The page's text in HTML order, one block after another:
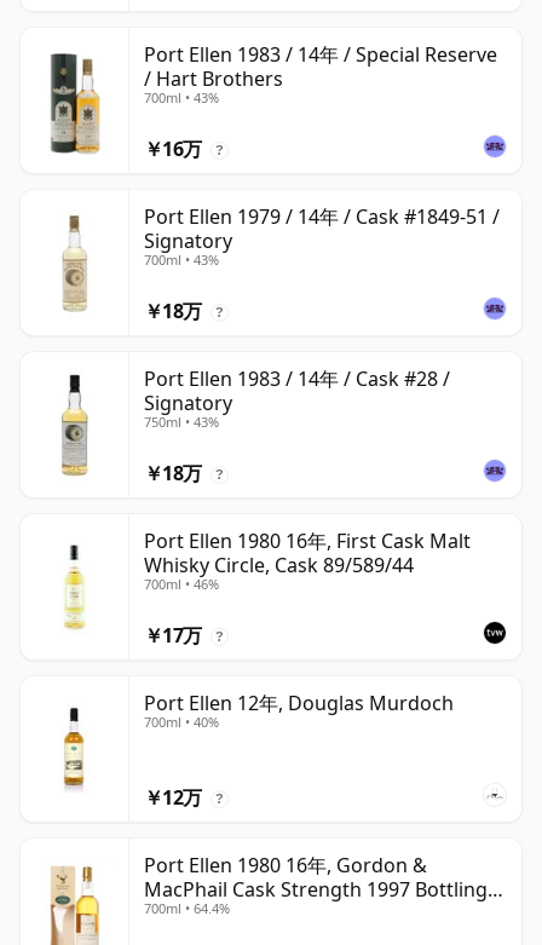
Port Ellen 1983 / 14年 / Special Reserve
/ Hart Brothers
700ml • 43%
￥16万 ?
Port Ellen 1979 / 14年 / Cask #1849-51 /
Signatory
700ml • 43%
￥18万 ?
Port Ellen 1983 / 14年 / Cask #28 /
Signatory
750ml • 43%
￥18万 ?
Port Ellen 1980 16年, First Cask Malt
Whisky Circle, Cask 89/589/44
700ml • 46%
￥17万 ?
Port Ellen 12年, Douglas Murdoch
700ml • 40%
￥12万 ?
Port Ellen 1980 16年, Gordon &
MacPhail Cask Strength 1997 Bottling
with Box
700ml • 64.4%